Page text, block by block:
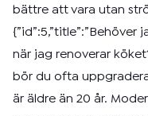
bättre att vara utan
när jag renoverar
bör du ofta
är äldre än 20 år.